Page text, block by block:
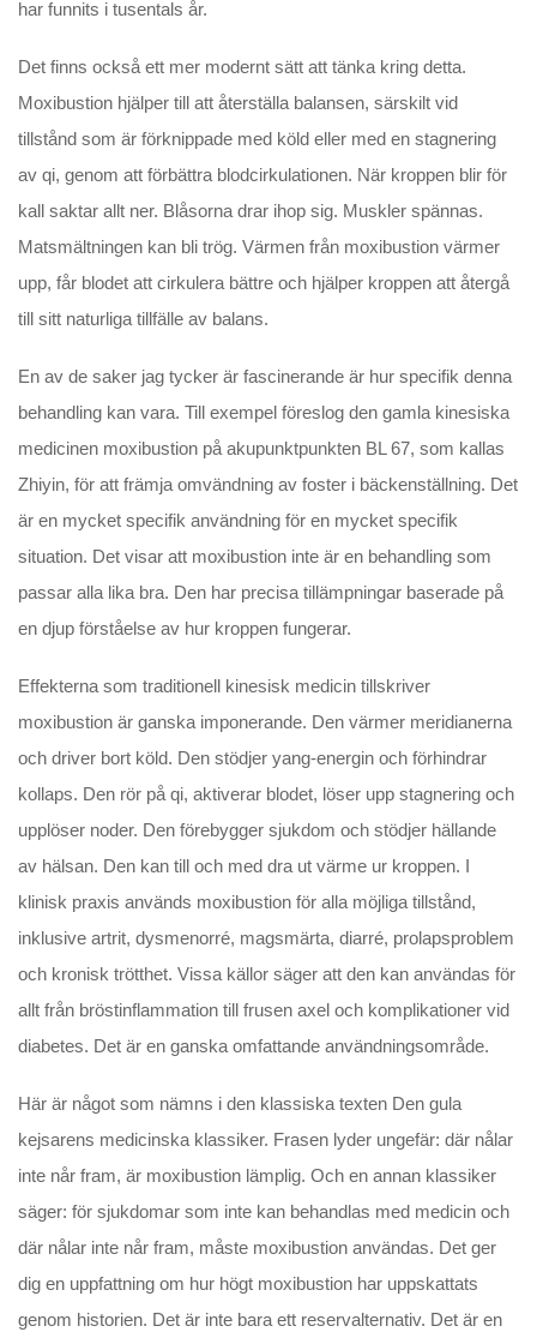
har funnits i tusentals år.
Det finns också ett mer modernt sätt att tänka kring detta.
Moxibustion hjälper till att återställa balansen, särskilt vid
tillstånd som är förknippade med köld eller med en stagnering
av qi, genom att förbättra blodcirkulationen. När kroppen blir för
kall saktar allt ner. Blåsorna drar ihop sig. Muskler spännas.
Matsmältningen kan bli trög. Värmen från moxibustion värmer
upp, får blodet att cirkulera bättre och hjälper kroppen att återgå
till sitt naturliga tillfälle av balans.
En av de saker jag tycker är fascinerande är hur specifik denna
behandling kan vara. Till exempel föreslog den gamla kinesiska
medicinen moxibustion på akupunktpunkten BL 67, som kallas
Zhiyin, för att främja omvändning av foster i bäckenställning. Det
är en mycket specifik användning för en mycket specifik
situation. Det visar att moxibustion inte är en behandling som
passar alla lika bra. Den har precisa tillämpningar baserade på
en djup förståelse av hur kroppen fungerar.
Effekterna som traditionell kinesisk medicin tillskriver
moxibustion är ganska imponerande. Den värmer meridianerna
och driver bort köld. Den stödjer yang-energin och förhindrar
kollaps. Den rör på qi, aktiverar blodet, löser upp stagnering och
upplöser noder. Den förebygger sjukdom och stödjer hällande
av hälsan. Den kan till och med dra ut värme ur kroppen. I
klinisk praxis används moxibustion för alla möjliga tillstånd,
inklusive artrit, dysmenorré, magsmärta, diarré, prolapsproblem
och kronisk trötthet. Vissa källor säger att den kan användas för
allt från bröstinflammation till frusen axel och komplikationer vid
diabetes. Det är en ganska omfattande användningsområde.
Här är något som nämns i den klassiska texten Den gula
kejsarens medicinska klassiker. Frasen lyder ungefär: där nålar
inte når fram, är moxibustion lämplig. Och en annan klassiker
säger: för sjukdomar som inte kan behandlas med medicin och
där nålar inte når fram, måste moxibustion användas. Det ger
dig en uppfattning om hur högt moxibustion har uppskattats
genom historien. Det är inte bara ett reservalternativ. Det är en